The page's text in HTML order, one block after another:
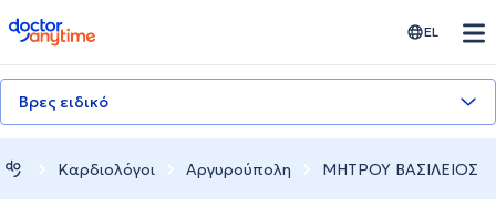
doctoranytime EL
Βρες ειδικό
Καρδιολόγοι Αργυρούπολη ΜΗΤΡΟΥ ΒΑΣΙΛΕΙΟΣ